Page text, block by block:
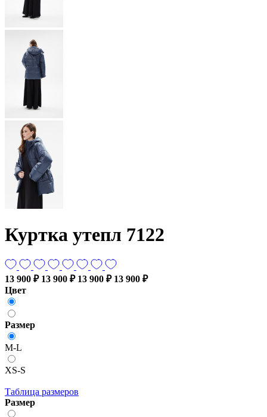
Куртка утепл 7122
13 900 ₽ 13 900 ₽ 13 900 ₽ 13 900 ₽
Цвет
Размер
M-L
XS-S
Таблица размеров
Размер